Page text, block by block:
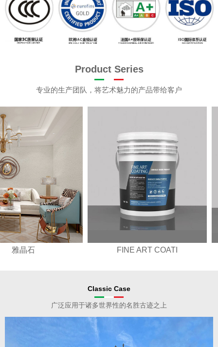
Product Series
专业的生产团队，将艺术魅力的产品带给客户
雅晶石 FINE ART COATI
Classic Case
广泛应用于诸多世界性的名胜古迹之上